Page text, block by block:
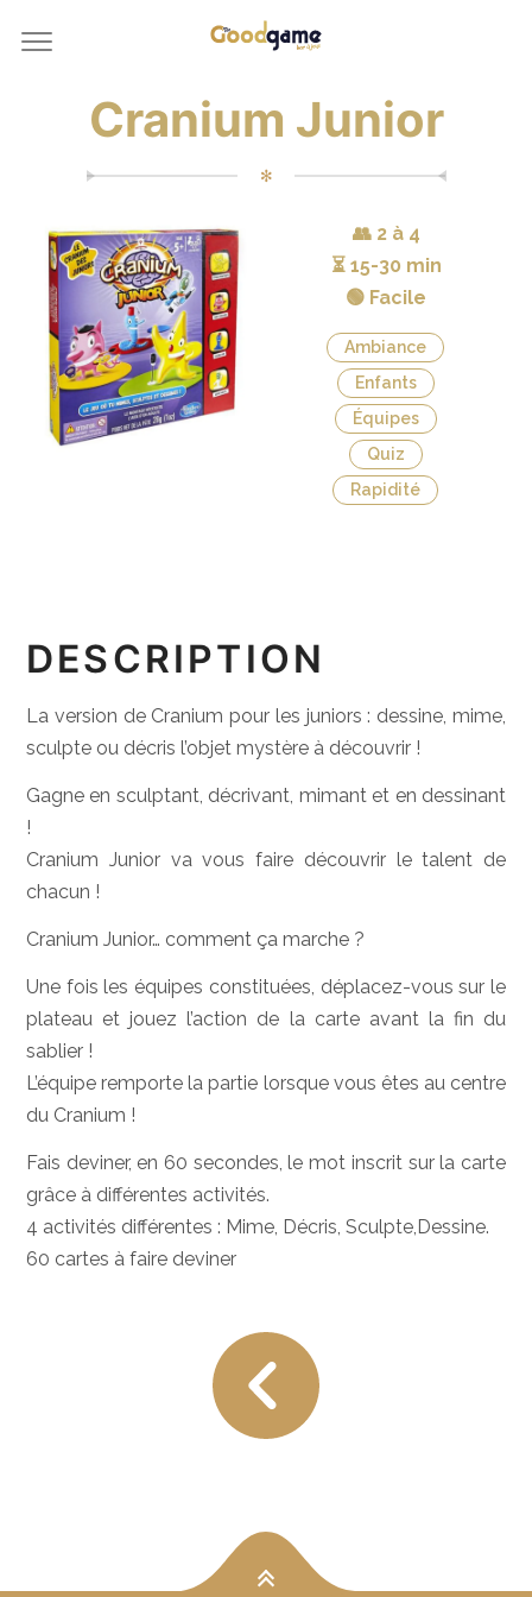
Cranium Junior
✻
👥 2 à 4
⏳ 15-30 min
🟢 Facile
Ambiance
Enfants
Équipes
Quiz
Rapidité
DESCRIPTION
La version de Cranium pour les juniors : dessine, mime,
sculpte ou décris l’objet mystère à découvrir !
Gagne en sculptant, décrivant, mimant et en dessinant
!
Cranium Junior va vous faire découvrir le talent de
chacun !
Cranium Junior… comment ça marche ?
Une fois les équipes constituées, déplacez-vous sur le
plateau et jouez l’action de la carte avant la fin du
sablier !
L’équipe remporte la partie lorsque vous êtes au centre
du Cranium !
Fais deviner, en 60 secondes, le mot inscrit sur la carte
grâce à différentes activités.
4 activités différentes : Mime, Décris, Sculpte,Dessine.
60 cartes à faire deviner